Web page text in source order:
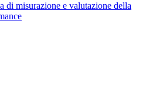
di misurazione e valutazione della